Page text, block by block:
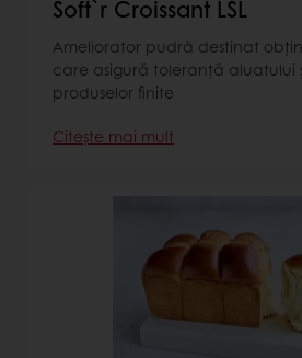
Soft`r Croissant LSL
Ameliorator pudră destinat
care asigură toleranță aluatului
produselor finite
Citește mai mult